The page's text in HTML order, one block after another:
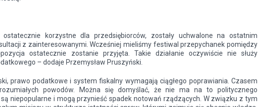
korzystne dla przedsiębiorców, zostały uchwalone na ostatnim
z zainteresowanymi. Wcześniej mieliśmy festiwal przepychanek pomiędzy
ostatecznie zostanie przyjęta. Takie działanie oczywiście nie służy
– dodaje Przemysław Pruszyński.
prawo podatkowe i system fiskalny wymagają ciągłego poprawiania. Czasem
powodów. Można się domyślać, że nie ma na to politycznego
niepopularne i mogą przynieść spadek notowań rządzących. W związku z tym